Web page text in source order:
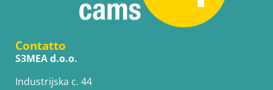
Contatto
S3MEA d.o.o.
Industrijska c. 44